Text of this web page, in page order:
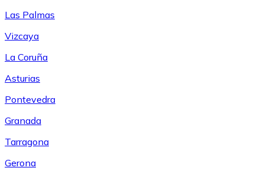
Las Palmas
Vizcaya
La Coruña
Asturias
Pontevedra
Granada
Tarragona
Gerona